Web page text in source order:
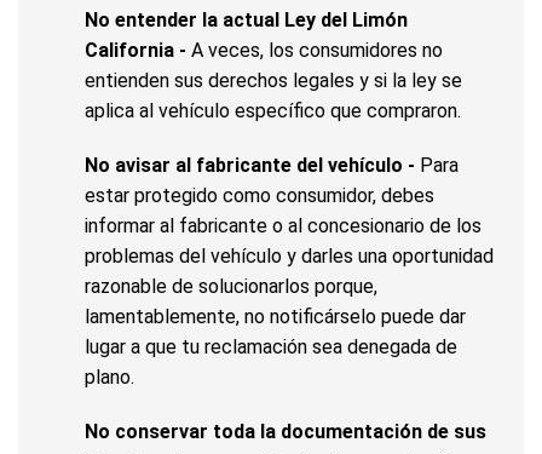
No entender la actual Ley del Limón
California - A veces, los consumidores no
entienden sus derechos legales y si la ley se
aplica al vehículo específico que compraron.
No avisar al fabricante del vehículo - Para
estar protegido como consumidor, debes
informar al fabricante o al concesionario de los
problemas del vehículo y darles una oportunidad
razonable de solucionarlos porque,
lamentablemente, no notificárselo puede dar
lugar a que tu reclamación sea denegada de
plano.
No conservar toda la documentación de sus